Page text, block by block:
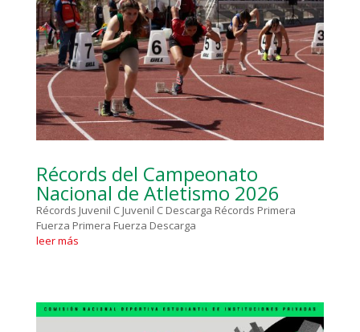
Récords del Campeonato
Nacional de Atletismo 2026
Récords Juvenil C Juvenil C Descarga Récords Primera
Fuerza Primera Fuerza Descarga
leer más